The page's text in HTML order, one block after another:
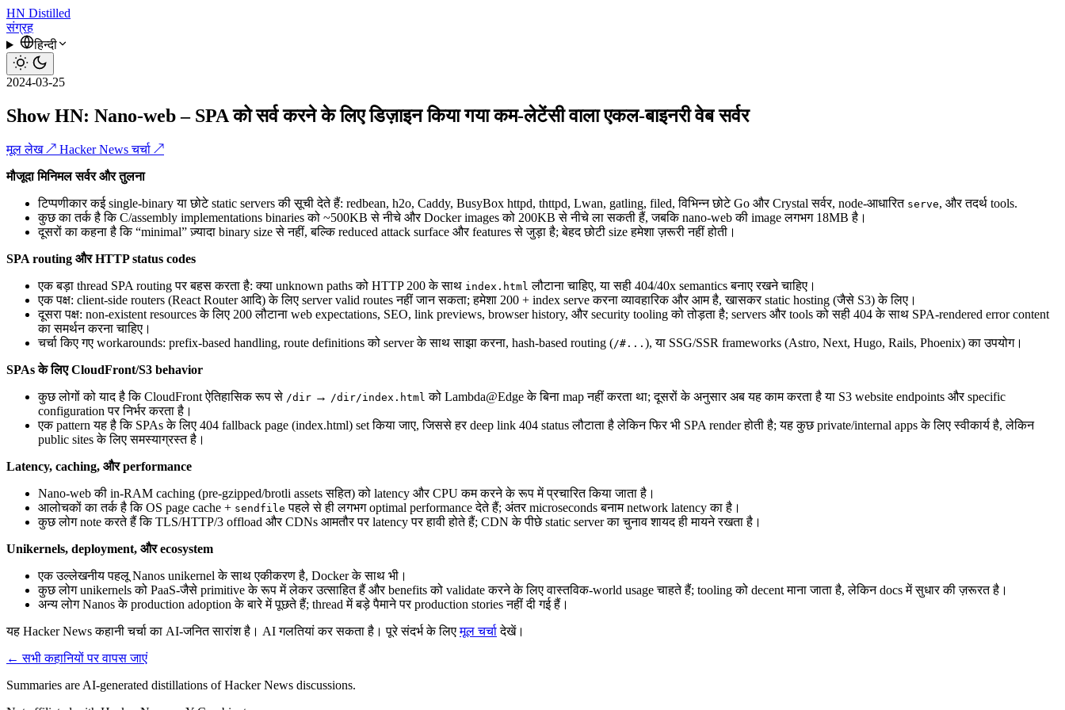
HN Distilled
संग्रह
हिन्दी
2024-03-25
Show HN: Nano-web – SPA को सर्व करने के लिए डिज़ाइन किया गया कम-लेटेंसी वाला एकल-बाइनरी वेब सर्वर
मूल लेख ↗ Hacker News चर्चा ↗
मौजूदा मिनिमल सर्वर और तुलना
टिप्पणीकार कई single-binary या छोटे static servers की सूची देते हैं: redbean, h2o, Caddy, BusyBox httpd, thttpd, Lwan, gatling, filed, विभिन्न छोटे Go और Crystal सर्वर, node-आधारित serve, और तदर्थ tools.
कुछ का तर्क है कि C/assembly implementations binaries को ~500KB से नीचे और Docker images को 200KB से नीचे ला सकती हैं, जबकि nano‑web की image लगभग 18MB है।
दूसरों का कहना है कि “minimal” ज़्यादा binary size से नहीं, बल्कि reduced attack surface और features से जुड़ा है; बेहद छोटी size हमेशा ज़रूरी नहीं होती।
SPA routing और HTTP status codes
एक बड़ा thread SPA routing पर बहस करता है: क्या unknown paths को HTTP 200 के साथ index.html लौटाना चाहिए, या सही 404/40x semantics बनाए रखने चाहिए।
एक पक्ष: client-side routers (React Router आदि) के लिए server valid routes नहीं जान सकता; हमेशा 200 + index serve करना व्यावहारिक और आम है, खासकर static hosting (जैसे S3) के लिए।
दूसरा पक्ष: non-existent resources के लिए 200 लौटाना web expectations, SEO, link previews, browser history, और security tooling को तोड़ता है; servers और tools को सही 404 के साथ SPA-rendered error content
का समर्थन करना चाहिए।
चर्चा किए गए workarounds: prefix-based handling, route definitions को server के साथ साझा करना, hash-based routing (/#... ), या SSG/SSR frameworks (Astro, Next, Hugo, Rails, Phoenix) का उपयोग।
SPAs के लिए CloudFront/S3 behavior
कुछ लोगों को याद है कि CloudFront ऐतिहासिक रूप से /dir → /dir/index.html को Lambda@Edge के बिना map नहीं करता था; दूसरों के अनुसार अब यह काम करता है या S3 website endpoints और specific
configuration पर निर्भर करता है।
एक pattern यह है कि SPAs के लिए 404 fallback page (index.html) set किया जाए, जिससे हर deep link 404 status लौटाता है लेकिन फिर भी SPA render होती है; यह कुछ private/internal apps के लिए स्वीकार्य है, लेकिन
public sites के लिए समस्याग्रस्त है।
Latency, caching, और performance
Nano‑web की in-RAM caching (pre-gzipped/brotli assets सहित) को latency और CPU कम करने के रूप में प्रचारित किया जाता है।
आलोचकों का तर्क है कि OS page cache + sendfile पहले से ही लगभग optimal performance देते हैं; अंतर microseconds बनाम network latency का है।
कुछ लोग note करते हैं कि TLS/HTTP/3 offload और CDNs आमतौर पर latency पर हावी होते हैं; CDN के पीछे static server का चुनाव शायद ही मायने रखता है।
Unikernels, deployment, और ecosystem
एक उल्लेखनीय पहलू Nanos unikernel के साथ एकीकरण है, Docker के साथ भी।
कुछ लोग unikernels को PaaS-जैसे primitive के रूप में लेकर उत्साहित हैं और benefits को validate करने के लिए वास्तविक-world usage चाहते हैं; tooling को decent माना जाता है, लेकिन docs में सुधार की ज़रूरत है।
अन्य लोग Nanos के production adoption के बारे में पूछते हैं; thread में बड़े पैमाने पर production stories नहीं दी गई हैं।
यह Hacker News कहानी चर्चा का AI-जनित सारांश है। AI गलतियां कर सकता है। पूरे संदर्भ के लिएमूल चर्चादेखें।
← सभी कहानियों पर वापस जाएं
Summaries are AI-generated distillations of Hacker News discussions.